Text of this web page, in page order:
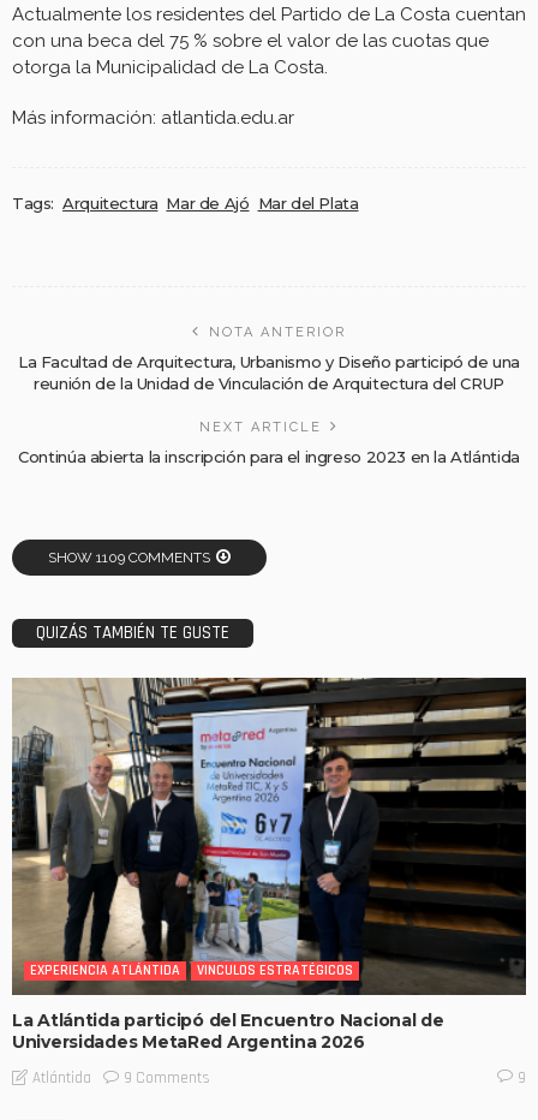
Actualmente los residentes del Partido de La Costa cuentan
con una beca del 75 % sobre el valor de las cuotas que
otorga la Municipalidad de La Costa.
Más información: atlantida.edu.ar
Tags: Arquitectura Mar de Ajó Mar del Plata
NOTA ANTERIOR
La Facultad de Arquitectura, Urbanismo y Diseño participó de una
reunión de la Unidad de Vinculación de Arquitectura del CRUP
NEXT ARTICLE
Continúa abierta la inscripción para el ingreso 2023 en la Atlántida
SHOW 1109 COMMENTS
QUIZÁS TAMBIÉN TE GUSTE
EXPERIENCIA ATLÁNTIDA VINCULOS ESTRATÉGICOS
La Atlántida participó del Encuentro Nacional de
Universidades MetaRed Argentina 2026
Atlántida 9 Comments 9